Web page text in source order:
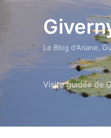
Le Blog d'Ariane,
Visite guidée de